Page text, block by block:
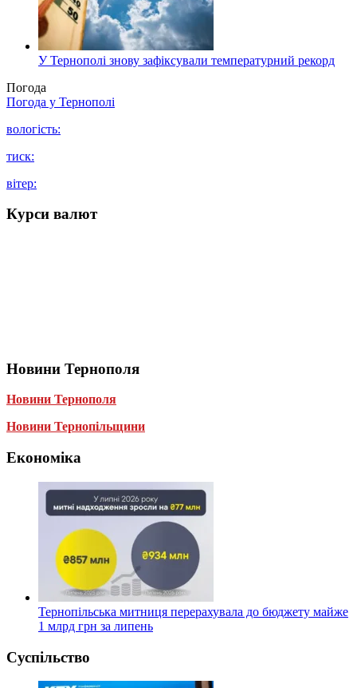
У Тернополі знову зафіксували температурний рекорд
Погода
Погода у Тернополі
вологість:
тиск:
вітер:
Курси валют
Новини Тернополя
Новини Тернополя
Новини Тернопільщини
Економіка
Тернопільська митниця перерахувала до бюджету майже
1 млрд грн за липень
Суспільство